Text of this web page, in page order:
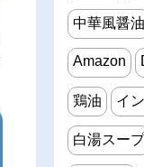
中華風醤油
Amazon
鶏油 イ
白湯スープ